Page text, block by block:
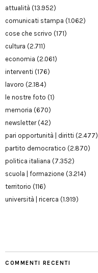
attualità (13.952)
comunicati stampa (1.062)
cose che scrivo (171)
cultura (2.711)
economia (2.061)
interventi (176)
lavoro (2.184)
le nostre foto (1)
memoria (670)
newsletter(42)
pari opportunità | diritti (2.477)
partito democratico (2.870)
politica italiana (7.352)
scuola | formazione (3.214)
territorio (116)
università | ricerca (1.919)
COMMENTI RECENTI